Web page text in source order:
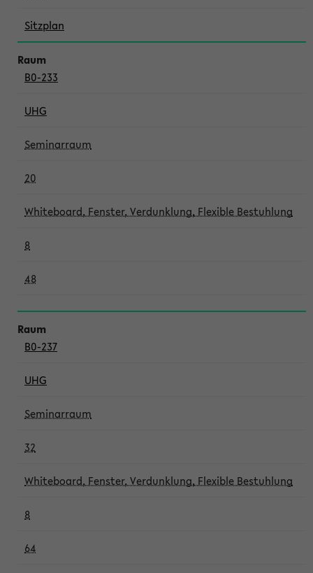
Sitzplan
B0-233
UHG
Seminarraum
20
Whiteboard, Fenster, Verdunklung, Flexible Bestuhlung
8
48
B0-237
UHG
Seminarraum
32
Whiteboard, Fenster, Verdunklung, Flexible Bestuhlung
8
64